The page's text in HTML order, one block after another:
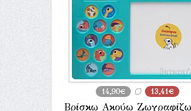
14,90€ 13,41€
Βρίσκω Ακούω